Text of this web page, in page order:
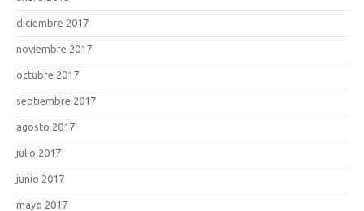
diciembre 2017
noviembre 2017
octubre 2017
septiembre 2017
agosto 2017
julio 2017
junio 2017
mayo 2017